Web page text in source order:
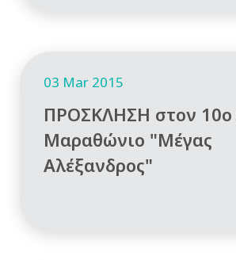
03 Mar 2015
ΠΡΟΣΚΛΗΣΗ στον 10ο
Μαραθώνιο "Μέγας
Αλέξανδρος"